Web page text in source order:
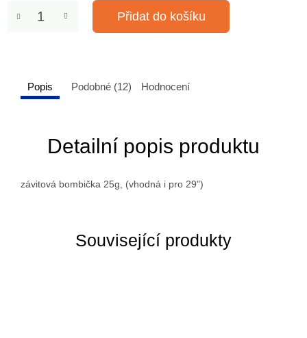
Přidat do košíku
Související produkty
Popis Podobné (12) Hodnocení
Detailní popis produktu
závitová bombička 25g, (vhodná i pro 29")